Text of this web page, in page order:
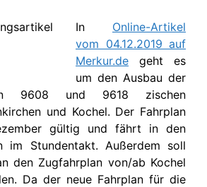
In Online-Artikel
vom 04.12.2019 auf
Merkur.de geht es
um den Ausbau der
9608 und 9618 zischen
und Kochel. Der Fahrplan
gültig und fährt in den
im Stundentakt. Außerdem soll
den Zugfahrplan von/ab Kochel
Da der neue Fahrplan für die